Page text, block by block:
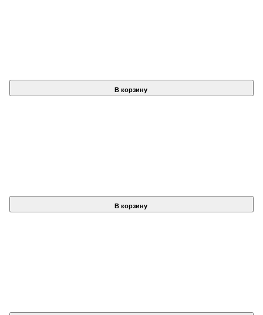
В корзину
В корзину